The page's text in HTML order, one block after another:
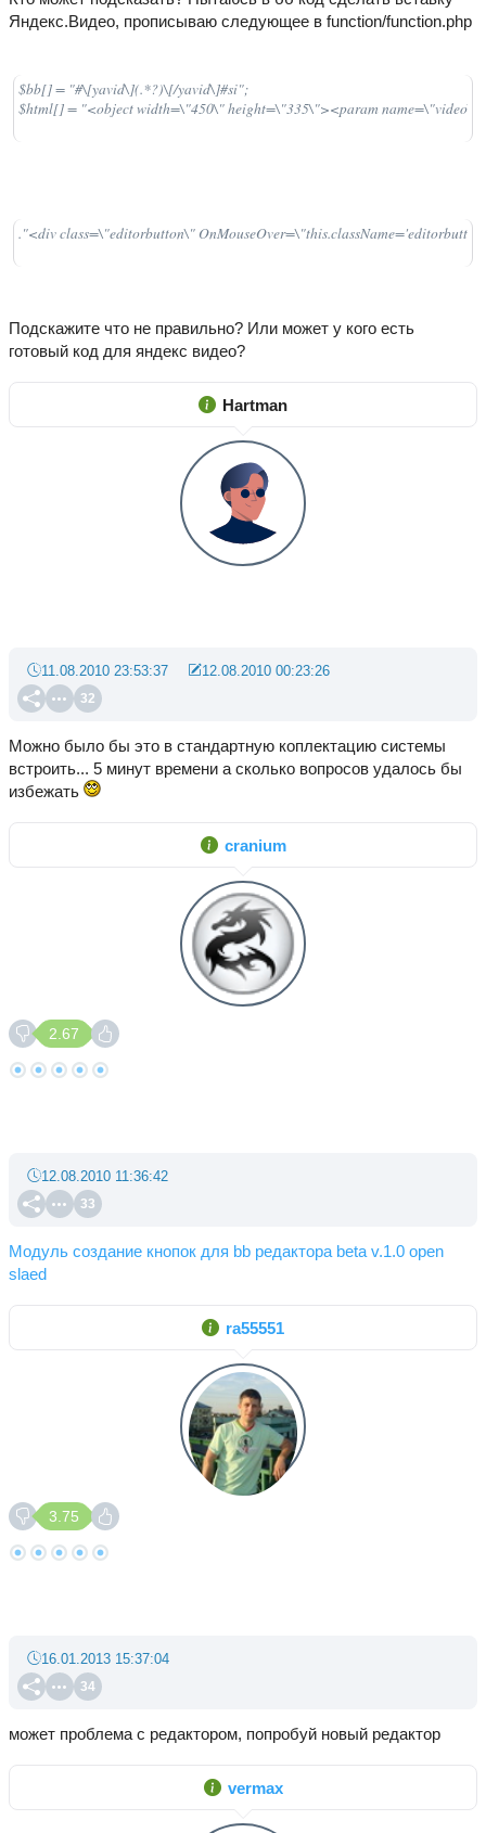
Яндекс.Видео, прописываю следующее в function/function.php
$bb[] = "#\[yavid\](.*?)\[/yavid\]#si";
$html[] = "<object width=\"450\" height=\"335\"><param name=\"video\"
."<div class=\"editorbutton\"
Подскажите что не правильно? Или может у кого есть
готовый код для яндекс видео?
Hartman
32
11.08.2010 23:53:37 12.08.2010 00:23:26
Можно было бы это в стандартную коплектацию системы
встроить... 5 минут времени а сколько вопросов удалось бы
избежать
cranium
2.67
33
12.08.2010 11:36:42
Модуль создание кнопок для bb редактора beta v.1.0 open
slaed
ra55551
3.75
34
16.01.2013 15:37:04
может проблема с редактором, попробуй новый редактор
vermax